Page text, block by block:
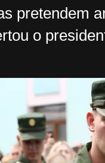
pretendem
o